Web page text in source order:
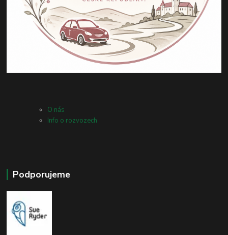
O nás
Info o rozvozech
Podporujeme